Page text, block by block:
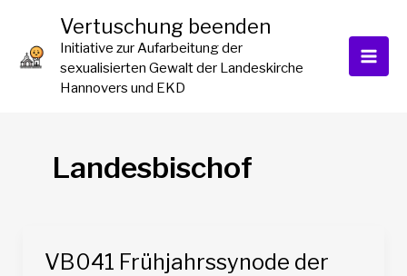
springen
Vertuschung beenden
Initiative zur Aufarbeitung der
sexualisierten Gewalt der Landeskirche
Hannovers und EKD
Landesbischof
VB041 Frühjahrssynode der